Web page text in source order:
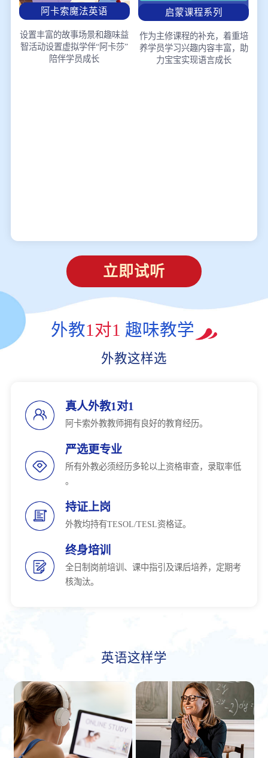
阿卡索魔法英语
设置丰富的故事场景和趣味益
智活动设置虚拟学伴“阿卡莎”
陪伴学员成长
启蒙课程系列
作为主修课程的补充，着重培
养学员学习兴趣内容丰富，助
力宝宝实现语言成长
立即试听
外教1对1 趣味教学
外教这样选
真人外教1对1
阿卡索外教教师拥有良好的教育经历。
严选更专业
所有外教必须经历多轮以上资格审查，录取率低
。
持证上岗
外教均持有TESOL/TESL资格证。
终身培训
全日制岗前培训、课中指引及课后培养，定期考
核淘汰。
英语这样学